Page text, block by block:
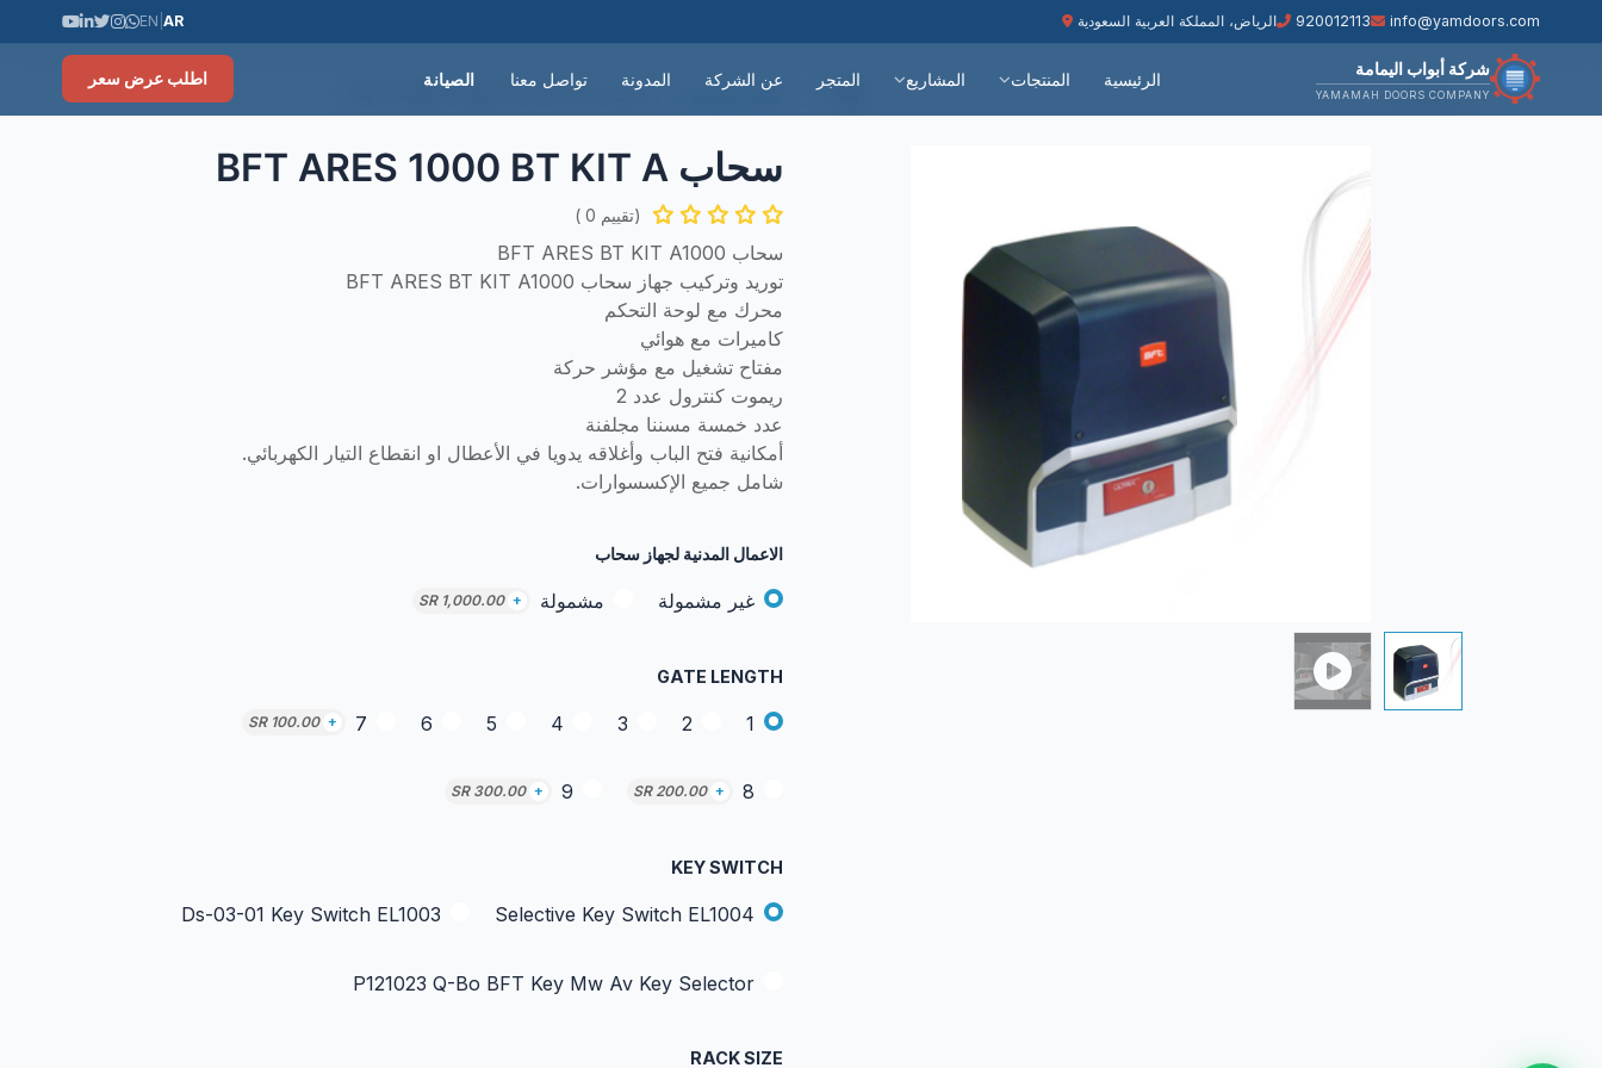
info@yamdoors.com
920012113 الرياض، المملكة العربية السعودية AR
EN
شركة أبواب اليمامة
YAMAMAH DOORS COMPANY
الرئيسية المنتجات المشاريع المتجر عن الشركة المدونة تواصل معنا الصيانة اطلب عرض سعر
كافة المنتجات سحاب BFT ARES 1000 BT KIT A
سحاب BFT ARES 1000 BT KIT A
(تقييم 0 )
سحاب BFT ARES BT KIT A1000
توريد وتركيب جهاز سحاب BFT ARES BT KIT A1000
محرك مع لوحة التحكم
كاميرات مع هوائي
مفتاح تشغيل مع مؤشر حركة
ريموت كنترول عدد 2
عدد خمسة مسننا مجلفنة
أمكانية فتح الباب وأغلاقه يدويا في الأعطال او انقطاع التيار الكهربائي.
شامل جميع الإكسسوارات.
الاعمال المدنية لجهاز سحاب
غير مشمولة مشمولة +
1,000.00
SR
GATE LENGTH
1
2
3
4
5
6
7
+
100.00
SR
8
+
200.00
SR
9
+
300.00
SR
KEY SWITCH
Selective Key Switch EL1004
Ds-03-01 Key Switch EL1003
P121023 Q-Bo BFT Key Mw Av Key Selector
RACK SIZE